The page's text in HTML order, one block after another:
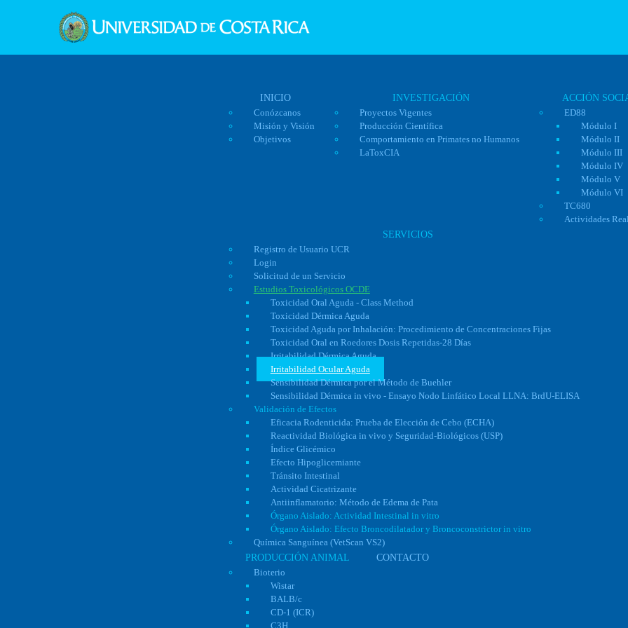
INICIO
Conózcanos
Misión y Visión
Objetivos
INVESTIGACIÓN
Proyectos Vigentes
Producción Científica
Comportamiento en Primates no Humanos
LaToxCIA
ACCIÓN
ED88
Módulo I
Módulo II
Módulo III
Módulo IV
Módulo V
Módulo VI
TC680
Actividades
SERVICIOS
Registro de Usuario UCR
Login
Solicitud de un Servicio
Estudios Toxicológicos OCDE
Toxicidad Oral Aguda - Class Method
Toxicidad Dérmica Aguda
Toxicidad Aguda por Inhalación: Procedimiento de Concentraciones Fijas
Toxicidad Oral en Roedores Dosis Repetidas-28 Días
Irritabilidad Dérmica Aguda
Irritabilidad Ocular Aguda
Sensibilidad Dérmica por el Método de Buehler
Sensibilidad Dérmica in vivo - Ensayo Nodo Linfático Local LLNA: BrdU-ELISA
Validación de Efectos
Eficacia Rodenticida: Prueba de Elección de Cebo (ECHA)
Reactividad Biológica in vivo y Seguridad-Biológicos (USP)
Índice Glicémico
Efecto Hipoglicemiante
Tránsito Intestinal
Actividad Cicatrizante
Antiinflamatorio: Método de Edema de Pata
Órgano Aislado: Actividad Intestinal in vitro
Órgano Aislado: Efecto Broncodilatador y Broncoconstrictor in vitro
Química Sanguínea (VetScan VS2)
PRODUCCIÓN ANIMAL
Bioterio
Wistar
BALB/c
CD-1 (ICR)
C3H
CONTACTO